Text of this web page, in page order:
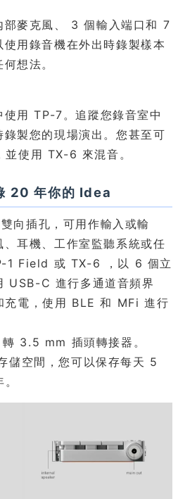
部麥克風、 3 個輸入端口和 7
用錄音機在外出時錄製樣本
想法。
用 TP-7。追蹤您錄音室中
製您的現場演出。您甚至可
使用 TX-6 來混音。
20 年你的 Idea
向插孔，可用作輸入或輸
耳機、工作室監聽系統或任
1 Field 或 TX-6 ，以 6 個立
USB-C 進行多通道音頻界
電，使用 BLE 和 MFi 進行
3.5 mm 插頭轉接器。
儲空間，您可以保存每天 5